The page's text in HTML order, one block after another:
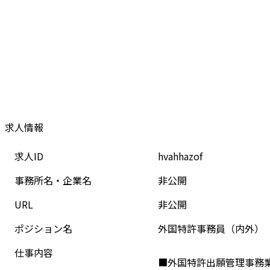
求人情報
求人ID
hvahhazof
事務所名・企業名
非公開
URL
非公開
ポジション名
外国特許事務員（内外）
仕事内容
■外国特許出願管理事務